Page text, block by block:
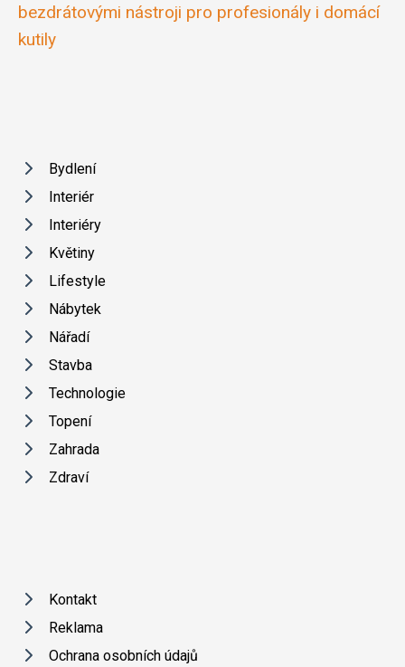
bezdrátovými nástroji pro profesionály i domácí
kutily
Bydlení
Interiér
Interiéry
Květiny
Lifestyle
Nábytek
Nářadí
Stavba
Technologie
Topení
Zahrada
Zdraví
Kontakt
Reklama
Ochrana osobních údajů